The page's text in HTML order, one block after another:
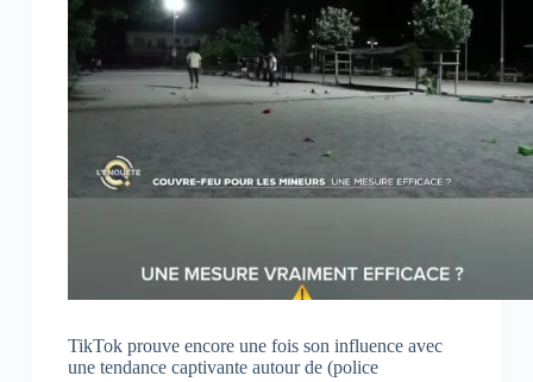
TikTok prouve encore une fois son influence avec
une tendance captivante autour de (police